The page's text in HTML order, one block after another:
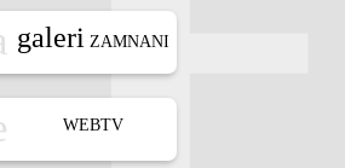
galeri ZAMNANI
WEBTV